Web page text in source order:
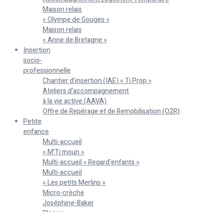
Maison relais
« Olympe de Gouges »
Maison relais
« Anne de Bretagne »
Insertion
socio-
professionnelle
Chantier d’insertion (IAE) « Ti Prop »
Ateliers d’accompagnement
à la vie active (AAVA)
Offre de Repérage et de Remobilisation (O2R)
Petite
enfance
Multi-accueil
« M’Ti moun »
Multi-accueil « Regard’enfants »
Multi-accueil
« Les petits Merlins »
Micro-crèche
Joséphine-Baker